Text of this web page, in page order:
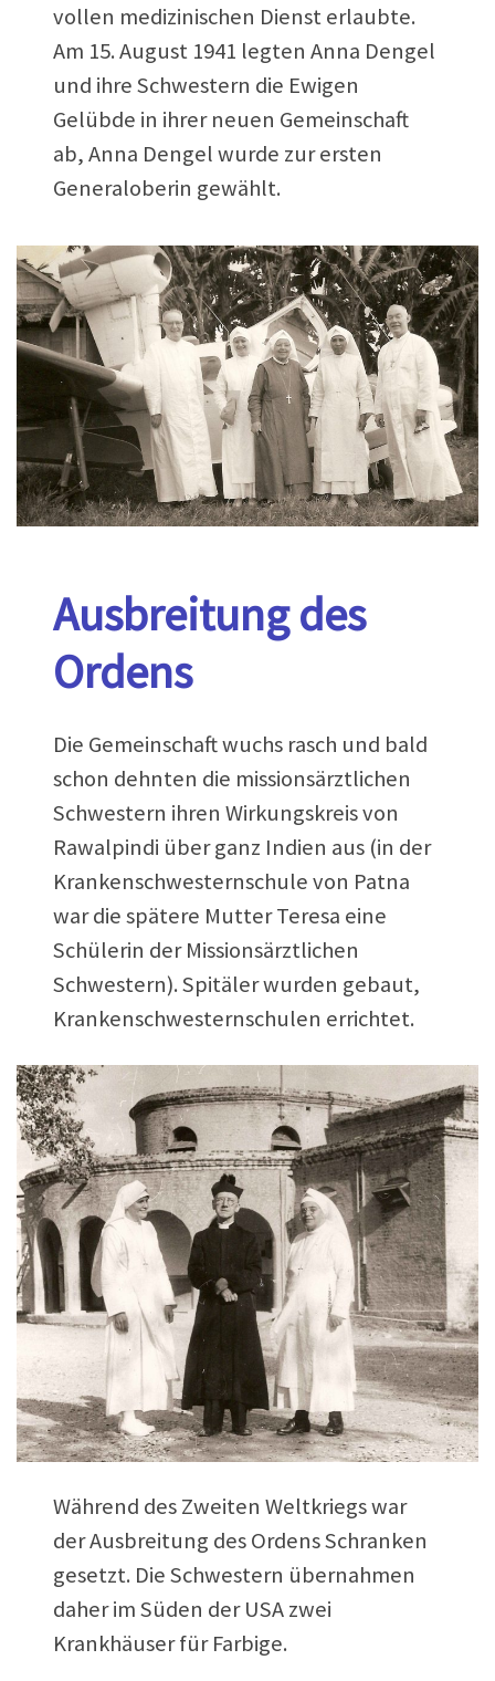
vollen medizinischen Dienst erlaubte.
Am 15. August 1941 legten Anna Dengel
und ihre Schwestern die Ewigen
Gelübde in ihrer neuen Gemeinschaft
ab, Anna Dengel wurde zur ersten
Generaloberin gewählt.
Ausbreitung des
Ordens
Die Gemeinschaft wuchs rasch und bald
schon dehnten die missionsärztlichen
Schwestern ihren Wirkungskreis von
Rawalpindi über ganz Indien aus (in der
Krankenschwesternschule von Patna
war die spätere Mutter Teresa eine
Schülerin der Missionsärztlichen
Schwestern). Spitäler wurden gebaut,
Krankenschwesternschulen errichtet.
Während des Zweiten Weltkriegs war
der Ausbreitung des Ordens Schranken
gesetzt. Die Schwestern übernahmen
daher im Süden der USA zwei
Krankhäuser für Farbige.